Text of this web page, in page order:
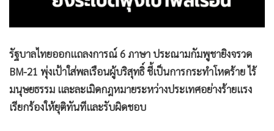
รัฐบาลไทยออกแถลงการณ์ 6 ภาษา ประณามกัมพูชายิงจรวด
BM-21 พุ่งเป้าใส่พลเรือนผู้บริสุทธิ์ ชี้เป็นการกระทำโหดร้าย ไร้
มนุษยธรรม และละเมิดกฎหมายระหว่างประเทศอย่างร้ายแรง
เรียกร้องให้ยุติทันทีและรับผิดชอบ